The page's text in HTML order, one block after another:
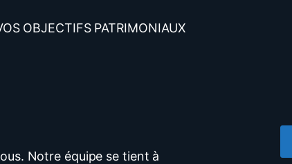
OBJECTIFS PATRIMONIAUX
Notre équipe se tient à